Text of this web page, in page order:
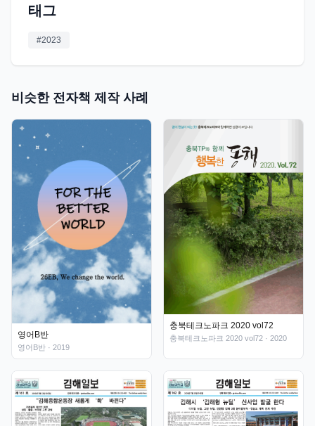
태그
#2023
비슷한 전자책 제작 사례
영어B반
영어B반 · 2019
충북테크노파크 2020 vol72
충북테크노파크 2020 vol72 · 2020